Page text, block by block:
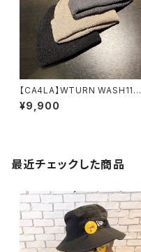
【CA4LA】WTURN WASH11
¥9,900
最近チェックした商品